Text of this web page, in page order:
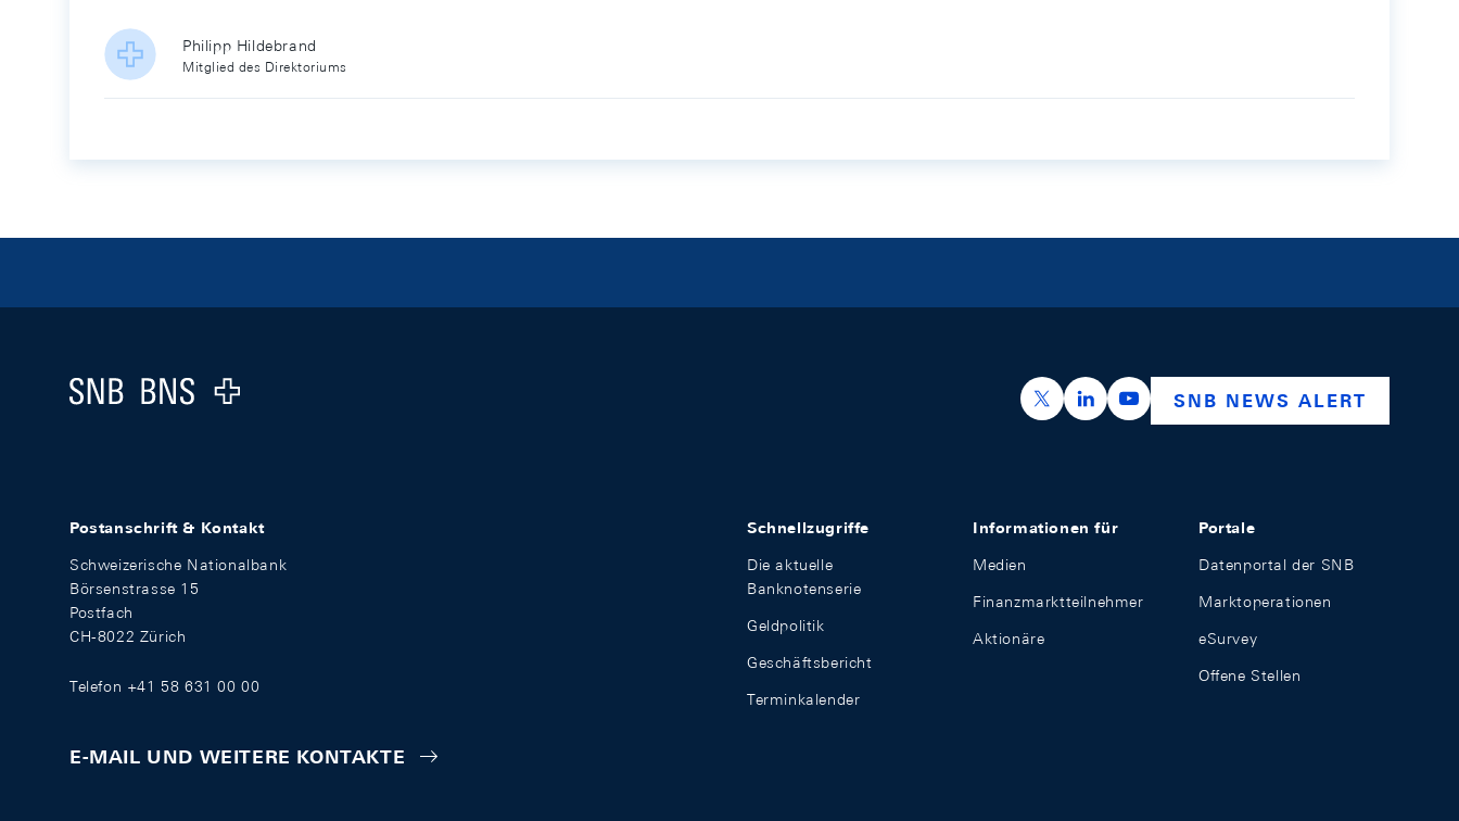
Philipp Hildebrand
Mitglied des Direktoriums
Logo
https://x.com/snb_bns
https://ch.linkedin.com/company/swiss-
https://www.youtube.com/
SNB NEWS ALERT
Postanschrift & Kontakt
Schweizerische Nationalbank
Börsenstrasse 15
Postfach
CH-8022 Zürich
Telefon +41 58 631 00 00
E-MAIL UND WEITERE KONTAKTE
Schnellzugriffe
Die aktuelle
Banknotenserie
Geldpolitik
Geschäftsbericht
Terminkalender
Informationen für
Medien
Finanzmarktteilnehmer
Aktionäre
Portale
Datenportal der SNB
Marktoperationen
eSurvey
Offene Stellen